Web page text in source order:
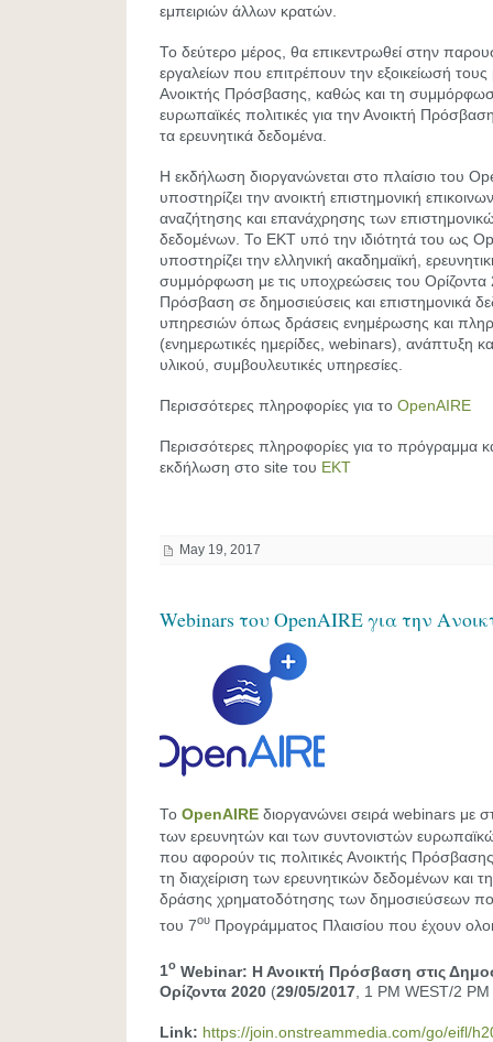
εμπειριών άλλων κρατών.
Το δεύτερο μέρος, θα επικεντρωθεί στην
εργαλείων που επιτρέπουν την εξοικείωσή τους
Ανοικτής Πρόσβασης, καθώς και τη
ευρωπαϊκές πολιτικές για την Ανοικτή
τα ερευνητικά δεδομένα.
Η εκδήλωση διοργανώνεται στο πλαίσιο του
υποστηρίζει την ανοικτή επιστημονική
αναζήτησης και επανάχρησης των
δεδομένων. Το ΕΚΤ υπό την ιδιότητά του ως
υποστηρίζει την ελληνική ακαδημαϊκή,
συμμόρφωση με τις υποχρεώσεις του Ορίζοντα
Πρόσβαση σε δημοσιεύσεις και επιστημονικά
υπηρεσιών όπως δράσεις ενημέρωσης και
(ενημερωτικές ημερίδες, webinars), ανάπτυξη
υλικού, συμβουλευτικές υπηρεσίες.
Περισσότερες πληροφορίες για το OpenAIRE
Περισσότερες πληροφορίες για το πρόγραμμα
εκδήλωση στο site του ΕΚΤ
May 19, 2017
Webinars του OpenAIRE για την
Το OpenAIRE διοργανώνει σειρά webinars με
των ερευνητών και των συντονιστών
που αφορούν τις πολιτικές Ανοικτής
τη διαχείριση των ερευνητικών δεδομένων και
δράσης χρηματοδότησης των δημοσιεύσεων
του 7ου Προγράμματος Πλαισίου που έχουν
1ο Webinar: Η Ανοικτή Πρόσβαση στις
Ορίζοντα 2020 (29/05/2017, 1 PM WEST/2
Link: https://join.onstreammedia.com/go/eifl/